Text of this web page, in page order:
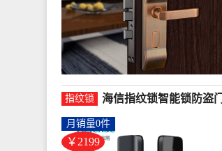
指纹锁
海信指纹锁智能锁防盗
时-指纹锁(海信智慧家居
卖店仅售2199元)
￥2199
月销量0件